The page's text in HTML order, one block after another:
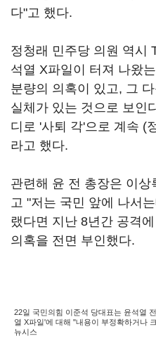
다"고 했다.
정청래 민주당 의원 역시
석열 X파일이 터져 나왔
분량의 의혹이 있고, 그
실체가 있는 것으로 보인
디로 '사퇴 각'으로 계속 (
라고 했다.
관련해 윤 전 총장은 이상
고 "저는 국민 앞에 나서
랬다면 지난 8년간 공격
의혹을 전면 부인했다.
22일 국민의힘 이준석 당대표는 윤석열
열 X파일'에 대해 "내용이 부정확하거나
뉴시스